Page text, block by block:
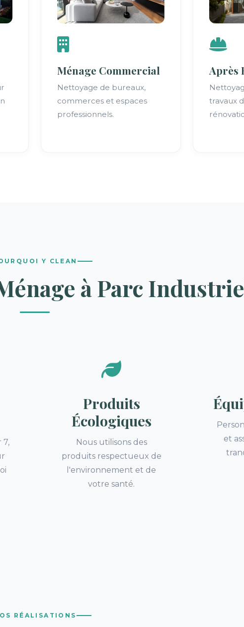
Ménage Commercial
Nettoyage de bureaux,
commerces et espaces
professionnels.
Après
travaux
Y CLEAN
à Parc
7,
Produits
Écologiques
Nous utilisons des
produits respectueux de
l'environnement et de
votre santé.
et
RÉALISATIONS